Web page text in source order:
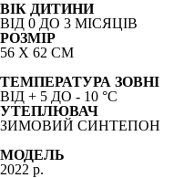
ВІК ДИТИНИ
ВІД 0 ДО 3 МІСЯЦІВ
РОЗМІР
56 Х 62 СМ
ТЕМПЕРАТУРА ЗОВНІ
ВІД + 5 ДО - 10 °C
УТЕПЛЮВАЧ
ЗИМОВИЙ СИНТЕПОН
МОДЕЛЬ
2022 р.